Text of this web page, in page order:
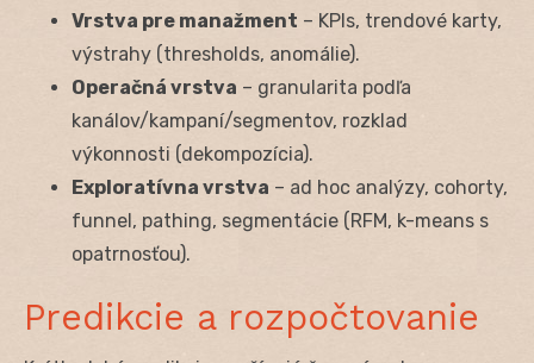
Vrstva pre manažment – KPIs, trendové karty,
výstrahy (thresholds, anomálie).
Operačná vrstva – granularita podľa
kanálov/kampaní/segmentov, rozklad
výkonnosti (dekompozícia).
Exploratívna vrstva – ad hoc analýzy, cohorty,
funnel, pathing, segmentácie (RFM, k-means s
opatrnosťou).
Predikcie a rozpočtovanie